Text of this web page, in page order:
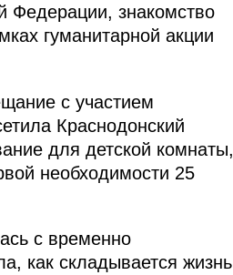
Федерации, знакомство
гуманитарной акции
с участием
Краснодонский
для детской комнаты,
необходимости 25
с временно
как складывается жизнь